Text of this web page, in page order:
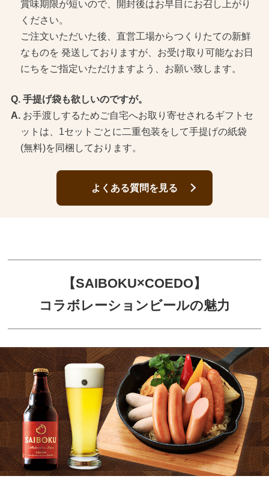
賞味期限が短いので、開封後はお早目にお召し上がり
ください。
ご注文いただいた後、直営工場からつくりたての新鮮
なものを 発送しておりますが、お受け取り可能なお日
にちをご指定いただけますよう、お願い致します。
手提げ袋も欲しいのですが。
お手渡しするためご自宅へお取り寄せされるギフトセ
ットは、1セットごとに二重包装をして手提げの紙袋
(無料)を同梱しております。
よくある質問を見る
【SAIBOKU×COEDO】
コラボレーションビールの魅力